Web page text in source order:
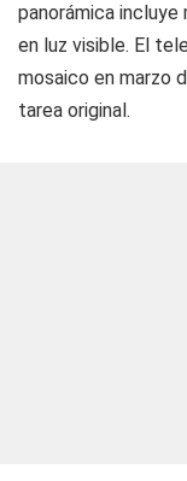
panorámica
en luz visible. El
mosaico en marzo
tarea original.